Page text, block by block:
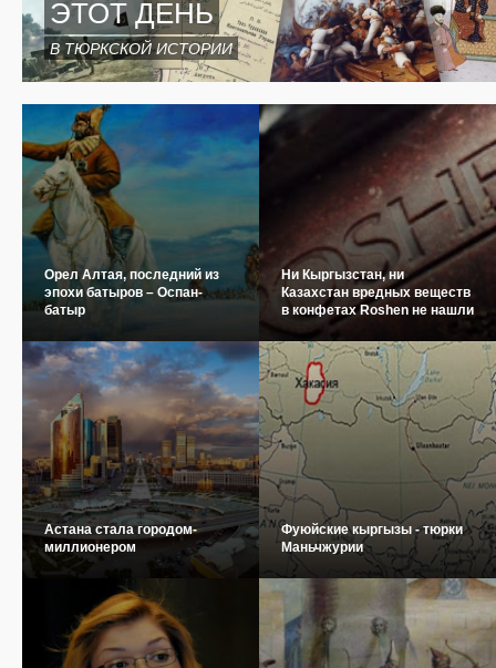
ЭТОТ ДЕНЬ
В ТЮРКСКОЙ ИСТОРИИ
Орел Алтая, последний из
эпохи батыров – Оспан-
батыр
Ни Кыргызстан, ни
Казахстан вредных веществ
в конфетах Roshen не нашли
Астана стала городом-
миллионером
Фуюйские кыргызы - тюрки
Маньчжурии